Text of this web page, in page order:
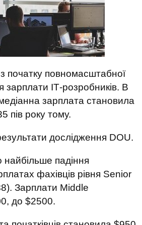
початку повномасштабної
зарплати ІТ-розробників. В
зарплата становила
пів року тому.
дослідження DOU.
падіння
фахівців рівня Senior
Зарплати Middle
до $2500.